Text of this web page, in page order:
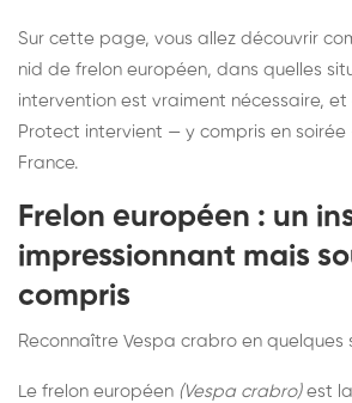
Sur cette page, vous allez découvrir
nid de frelon européen, dans quelles
intervention est vraiment nécessaire, et
Protect intervient — y compris en
France.
Frelon européen : un
impressionnant mais
compris
Reconnaître Vespa crabro en quelques
Le frelon européen (Vespa crabro)est